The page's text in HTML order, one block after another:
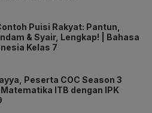
Puisi Rakyat: Pantun,
& Syair, Lengkap! | Bahasa
Kelas 7
Peserta COC Season 3
ITB dengan IPK